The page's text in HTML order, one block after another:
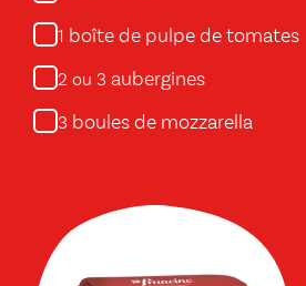
1 boîte de pulpe de tomates
2 ou 3 aubergines
3 boules de mozzarella